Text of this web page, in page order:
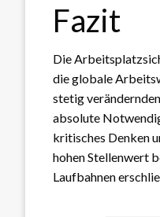
Fazit
Die
die globale
stetig
absolute
kritisches Denken
hohen Stellenwert
Laufbahnen